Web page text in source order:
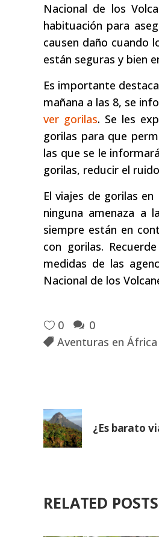
Nacional de los
habituación para
causen daño cuando
están seguras y bien
Es importante
mañana a las 8, se
ver gorilas. Se les
gorilas para que
las que se le
gorilas, reducir el
El viajes de gorilas
ninguna amenaza a
siempre están en
con gorilas.
medidas de las
Nacional de los
0
0
Aventuras en
¿Es barato
RELATED POSTS